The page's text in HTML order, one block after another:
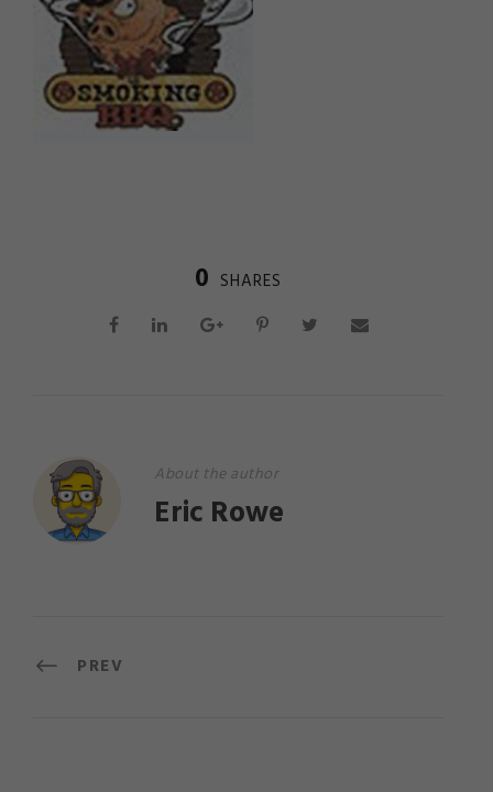
0 SHARES
About the author
Eric Rowe
PREV